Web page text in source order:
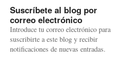
Suscríbete al blog por
correo electrónico
Introduce tu correo electrónico para
suscribirte a este blog y recibir
notificaciones de nuevas entradas.